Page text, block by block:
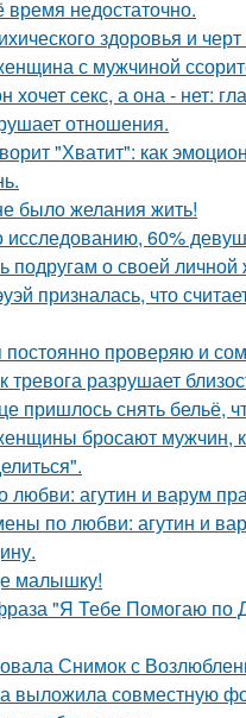
недостаточно.
здоровья и
с мужчиной
хочет секс, а она - нет:
отношения.
"Хватит": как
было желания жить!
исследованию, 60%
подругам о своей личной
призналась, что
проверяю и
тревога разрушает
пришлось снять бельё,
бросают мужчин,
любви: агутин и варум
по любви: агутин и
малышку!
"Я Тебе Помогаю по
Снимок с
выложила совместную